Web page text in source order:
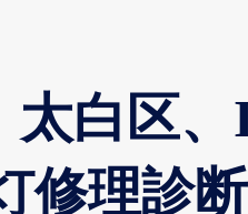
太白区
修理診